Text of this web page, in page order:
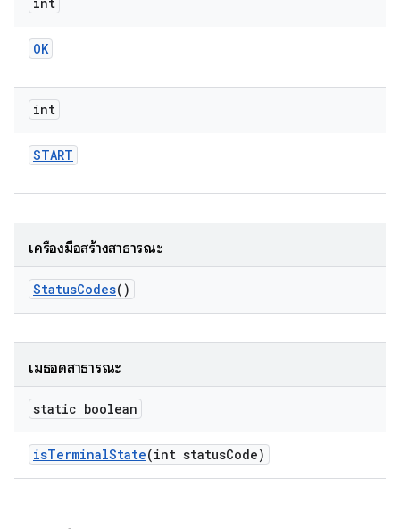
OK
int
START
เครื่องมือสร้างสาธารณะ
StatusCodes()
เมธอดสาธารณะ
static boolean
isTerminalState(int statusCode)